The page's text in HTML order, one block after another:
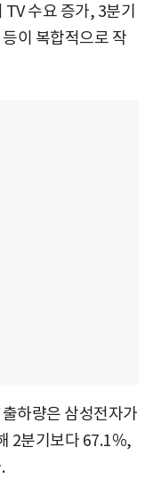
수요 증가, 3분기
이 복합적으로 작
하량은 삼성전자가
2분기보다 67.1％,